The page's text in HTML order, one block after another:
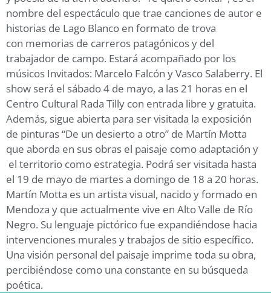
nombre del espectáculo que trae canciones de autor e
historias de Lago Blanco en formato de trova
con memorias de carreros patagónicos y del
trabajador de campo. Estará acompañado por los
músicos Invitados: Marcelo Falcón y Vasco Salaberry. El
show será el sábado 4 de mayo, a las 21 horas en el
Centro Cultural Rada Tilly con entrada libre y gratuita.
Además, sigue abierta para ser visitada la exposición
de pinturas “De un desierto a otro” de Martín Motta
que aborda en sus obras el paisaje como adaptación y
el territorio como estrategia. Podrá ser visitada hasta
el 19 de mayo de martes a domingo de 18 a 20 horas.
Martín Motta es un artista visual, nacido y formado en
Mendoza y que actualmente vive en Alto Valle de Río
Negro. Su lenguaje pictórico fue expandiéndose hacia
intervenciones murales y trabajos de sitio específico.
Una visión personal del paisaje imprime toda su obra,
percibiéndose como una constante en su búsqueda
poética.